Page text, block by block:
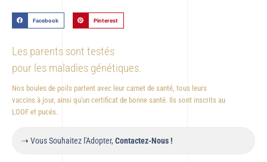
Facebook Pinterest
Les parents sont testés
pour les maladies génétiques.
Nos boules de poils partent avec leur carnet de santé, tous leurs
vaccins à jour, ainsi qu'un certificat de bonne santé. Ils sont inscrits au
LOOF et pucés.
⇢ Vous Souhaitez l'Adopter, Contactez-Nous !